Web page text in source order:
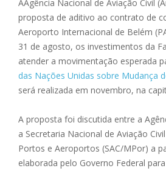
AAgência Nacional de Aviação Civil
proposta de aditivo ao contrato de
Aeroporto Internacional de Belém
31 de agosto, os investimentos da
atender a movimentação esperada
das Nações Unidas sobre Mudança
será realizada em novembro, na
A proposta foi discutida entre a
a Secretaria Nacional de Aviação
Portos e Aeroportos (SAC/MPor) a
elaborada pelo Governo Federal